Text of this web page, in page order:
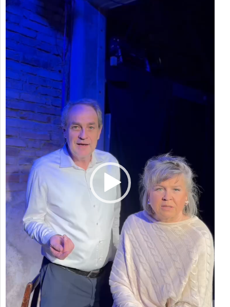
Video-
Player